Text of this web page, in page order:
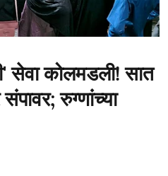
कोलमडली! सात
रुग्णांच्या